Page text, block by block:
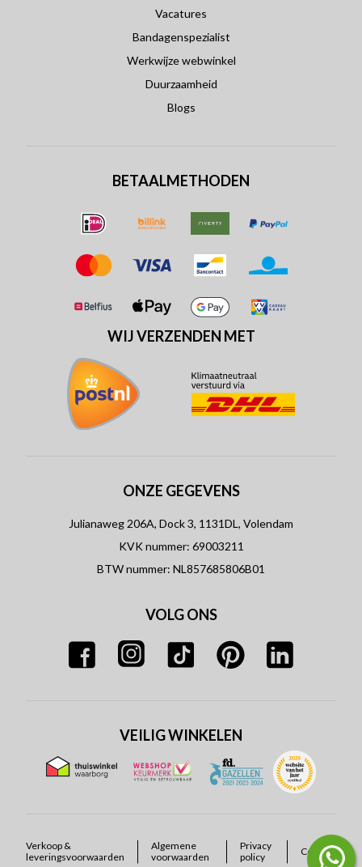
Vacatures
Bandagenspezialist
Werkwijze webwinkel
Duurzaamheid
Blogs
BETAALMETHODEN
WIJ VERZENDEN MET
ONZE GEGEVENS
Julianaweg 206A, Dock 3, 1131DL, Volendam
KVK nummer: 69003211
BTW nummer: NL857685806B01
VOLG ONS
Verkoop &
leveringsvoorwaarden
Algemene
voorwaarden
Privacy
policy
Cookies
VEILIG WINKELEN